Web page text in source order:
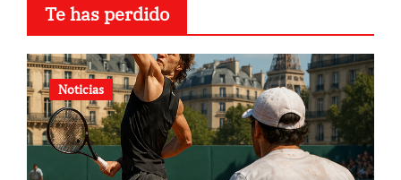
Te has perdido
Noticias